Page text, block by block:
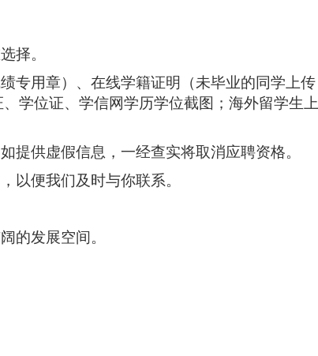
择。
专用章）、在线学籍证明（未毕业的同学上传
学位证、学信网学历学位截图；海外留学生上
提供虚假信息，一经查实将取消应聘资格。
以便我们及时与你联系。
的发展空间。